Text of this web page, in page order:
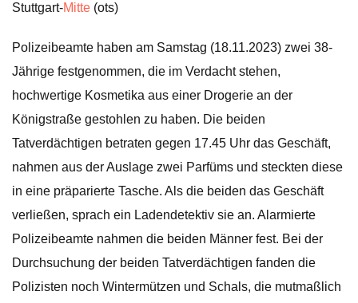
Stuttgart-Mitte (ots)
Polizeibeamte haben am Samstag (18.11.2023) zwei 38-
Jährige festgenommen, die im Verdacht stehen,
hochwertige Kosmetika aus einer Drogerie an der
Königstraße gestohlen zu haben. Die beiden
Tatverdächtigen betraten gegen 17.45 Uhr das Geschäft,
nahmen aus der Auslage zwei Parfüms und steckten diese
in eine präparierte Tasche. Als die beiden das Geschäft
verließen, sprach ein Ladendetektiv sie an. Alarmierte
Polizeibeamte nahmen die beiden Männer fest. Bei der
Durchsuchung der beiden Tatverdächtigen fanden die
Polizisten noch Wintermützen und Schals, die mutmaßlich